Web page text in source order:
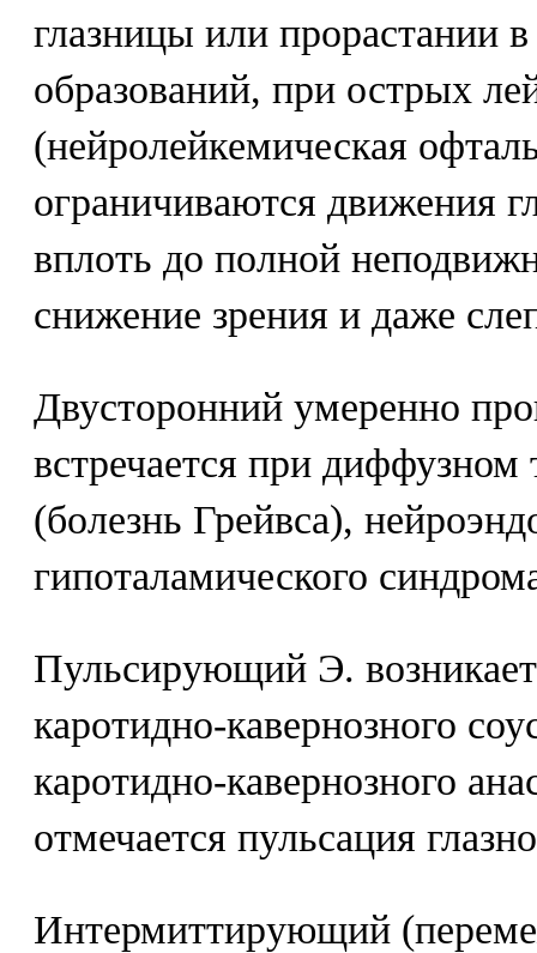
глазницы или прорастании
образований, при острых
(нейролейкемическая
ограничиваются движения
вплоть до полной
снижение зрения и даже
Двусторонний умеренно
встречается при диффузном
(болезнь Грейвса),
гипоталамического
Пульсирующий Э.
каротидно-кавернозного
каротидно-кавернозного
отмечается пульсация
Интермиттирующий